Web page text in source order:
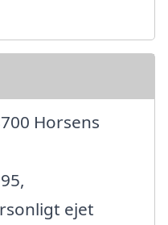
Horsens
ejet